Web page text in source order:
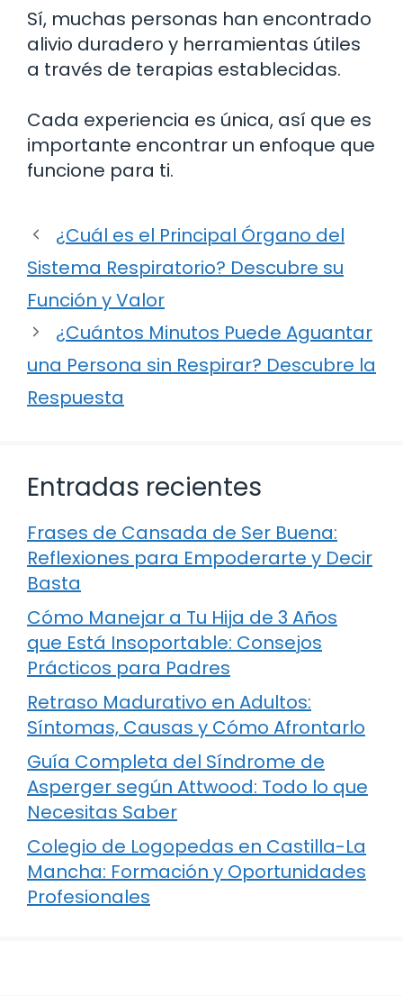
Sí, muchas personas han encontrado
alivio duradero y herramientas útiles
a través de terapias establecidas.
Cada experiencia es única, así que es
importante encontrar un enfoque que
funcione para ti.
¿Cuál es el Principal Órgano del
Sistema Respiratorio? Descubre su
Función y Valor
¿Cuántos Minutos Puede Aguantar
una Persona sin Respirar? Descubre la
Respuesta
Entradas recientes
Frases de Cansada de Ser Buena:
Reflexiones para Empoderarte y Decir
Basta
Cómo Manejar a Tu Hija de 3 Años
que Está Insoportable: Consejos
Prácticos para Padres
Retraso Madurativo en Adultos:
Síntomas, Causas y Cómo Afrontarlo
Guía Completa del Síndrome de
Asperger según Attwood: Todo lo que
Necesitas Saber
Colegio de Logopedas en Castilla-La
Mancha: Formación y Oportunidades
Profesionales